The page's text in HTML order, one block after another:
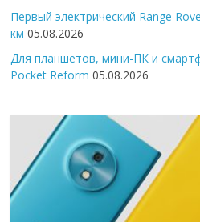
Первый электрический Range
км 05.08.2026
Для планшетов, мини-ПК и
Pocket Reform 05.08.2026